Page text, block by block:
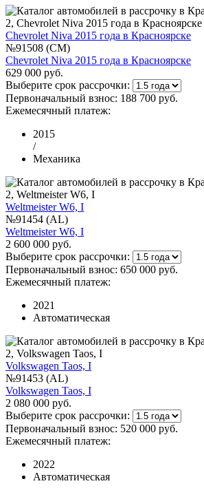
Chevrolet Niva 2015 года в Красноярске
№91508 (CM)
Chevrolet Niva 2015 года в Красноярске
629 000 руб.
Выберите срок рассрочки:
Первоначальный взнос: 188 700 руб.
Ежемесячный платеж:
2015
/
Механика
Weltmeister W6, I
№91454 (AL)
Weltmeister W6, I
2 600 000 руб.
Выберите срок рассрочки:
Первоначальный взнос: 650 000 руб.
Ежемесячный платеж:
2021
Автоматическая
Volkswagen Taos, I
№91453 (AL)
Volkswagen Taos, I
2 080 000 руб.
Выберите срок рассрочки:
Первоначальный взнос: 520 000 руб.
Ежемесячный платеж:
2022
Автоматическая